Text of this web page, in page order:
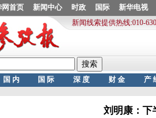
刘明康：下